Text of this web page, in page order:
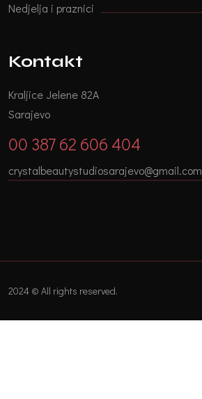
Nedjelja i praznici
Kontakt
Kraljice Jelene 82A
Sarajevo
00 387 62 606 404
crystalbeautystudiosarajevo@gmail.com
2024 © All rights reserved.